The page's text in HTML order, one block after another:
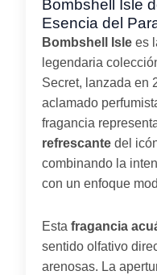
Bombshell Isle
Esencia del
Bombshell Isle es
legendaria
Secret, lanzada en
aclamado
fragancia
refrescante del
combinando la
con un enfoque
Esta fragancia
sentido olfativo
arenosas. La